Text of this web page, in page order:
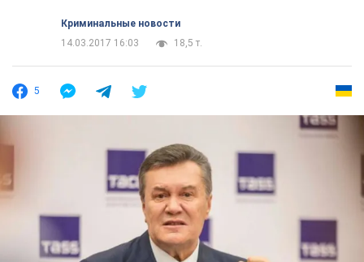
Криминальные новости
14.03.2017 16:03
18,5 т.
5